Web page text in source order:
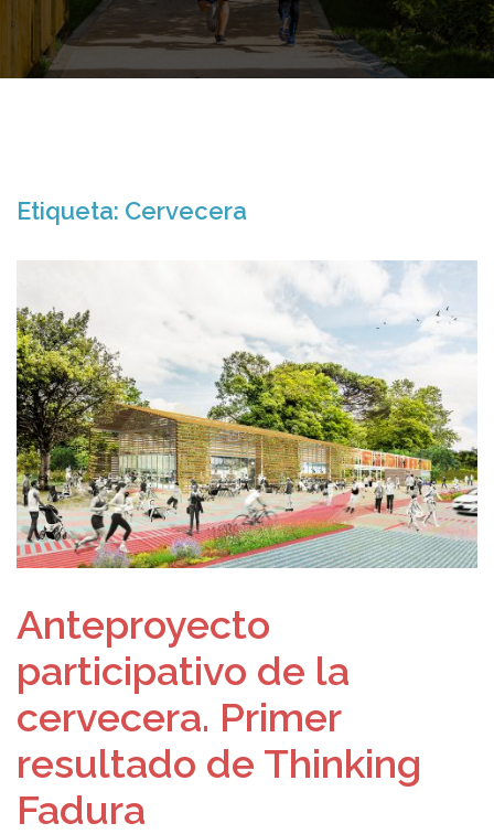
Etiqueta: Cervecera
Anteproyecto
participativo de la
cervecera. Primer
resultado de Thinking
Fadura